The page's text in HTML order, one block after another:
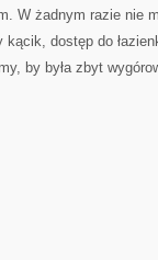
W żadnym razie nie
dostęp do
by była zbyt